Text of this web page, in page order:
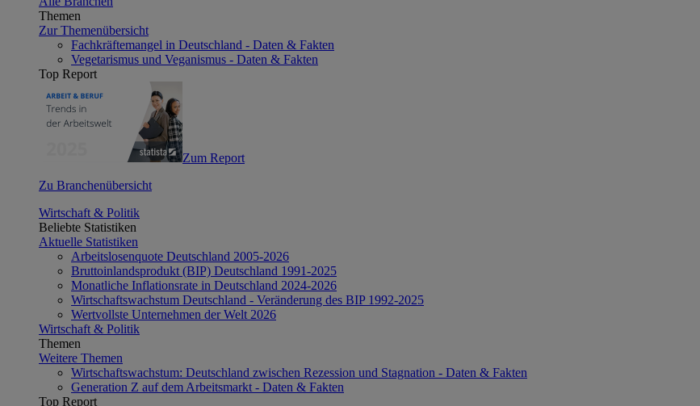
Themen
Zur Themenübersicht
Fachkräftemangel in Deutschland - Daten & Fakten
Vegetarismus und Veganismus - Daten & Fakten
Top Report
Zum Report
Zu Branchenübersicht
Wirtschaft & Politik
Beliebte Statistiken
Aktuelle Statistiken
Arbeitslosenquote Deutschland 2005-2026
Bruttoinlandsprodukt (BIP) Deutschland 1991-2025
Monatliche Inflationsrate in Deutschland 2024-2026
Wirtschaftswachstum Deutschland - Veränderung des BIP 1992-2025
Wertvollste Unternehmen der Welt 2026
Wirtschaft & Politik
Themen
Weitere Themen
Wirtschaftswachstum: Deutschland zwischen Rezession und Stagnation - Daten & Fakten
Generation Z auf dem Arbeitsmarkt - Daten & Fakten
Top Report